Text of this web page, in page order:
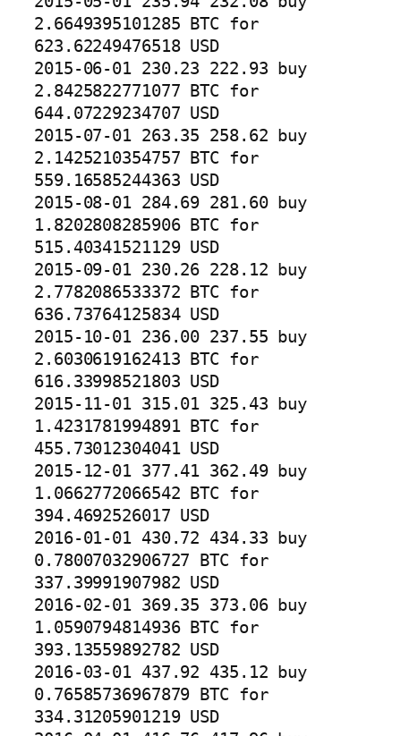
2.6649395101285 BTC for
623.62249476518 USD
2015-06-01 230.23 222.93 buy
2.8425822771077 BTC for
644.07229234707 USD
2015-07-01 263.35 258.62 buy
2.1425210354757 BTC for
559.16585244363 USD
2015-08-01 284.69 281.60 buy
1.8202808285906 BTC for
515.40341521129 USD
2015-09-01 230.26 228.12 buy
2.7782086533372 BTC for
636.73764125834 USD
2015-10-01 236.00 237.55 buy
2.6030619162413 BTC for
616.33998521803 USD
2015-11-01 315.01 325.43 buy
1.4231781994891 BTC for
455.73012304041 USD
2015-12-01 377.41 362.49 buy
1.0662772066542 BTC for
394.4692526017 USD
2016-01-01 430.72 434.33 buy
0.78007032906727 BTC for
337.39991907982 USD
2016-02-01 369.35 373.06 buy
1.0590794814936 BTC for
393.13559892782 USD
2016-03-01 437.92 435.12 buy
0.76585736967879 BTC for
334.31205901219 USD